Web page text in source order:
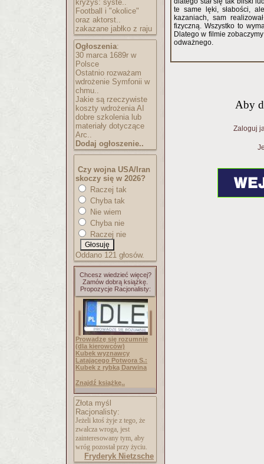
kryzys: syste..
Football i "okolice"
oraz aktorst..
zakazane jabłko z raju
Ogłoszenia:
30 marca 1689r w
Polsce
Ostatnio rozważam
wdrożenie Symfonii w
chmu..
Jakie są rzeczywiste
koszty wdrożenia AI
dobre szkolenia lub
materiały dotyczące
Arc..
Dodaj ogłoszenie..
Czy wojna USA/Iran
skoczy się w 2026?
Raczej tak
Chyba tak
Nie wiem
Chyba nie
Raczej nie
Oddano 121 głosów.
Chcesz wiedzieć więcej?
Zamów dobrą książkę.
Propozycje Racjonalisty:
Prowadzę się rozumnie
(dla kierowców)
Kubek wyznawcy
Latającego Potwora S.:
Kubek z rybką Darwina
Znajdź książkę..
Złota myśl
Racjonalisty:
Jeżeli ktoś żyje z tego, że
zwalcza wroga, jest
zainteresowany tym, aby
wróg pozostał przy życiu.
Fryderyk Nietzsche
te same lęki, słabości,
kazaniach, sam
fizyczną. Wszystko to
Dlatego w filmie
odważnego.
Aby
Zaloguj